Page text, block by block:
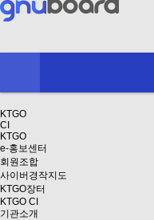
KTGO
CI
KTGO
e-홍보센터
회원조합
사이버경작지도
KTGO장터
KTGO CI
기관소개